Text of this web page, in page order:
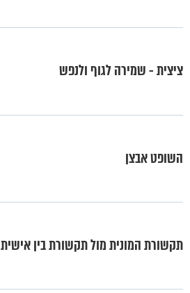
ציצית - שמירה לגוף ולנפש
השופט אבצן
תקשורת המונית מול תקשורת בין אישית